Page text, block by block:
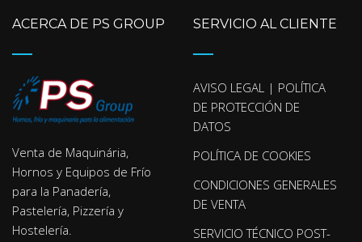
ACERCA DE PS GROUP
Venta de Maquinária,
Hornos y Equipos de Frío
para la Panadería,
Pastelería, Pizzería y
Hostelería.
SERVICIO AL CLIENTE
AVISO LEGAL | POLÍTICA
DE PROTECCIÓN DE
DATOS
POLÍTICA DE COOKIES
CONDICIONES GENERALES
DE VENTA
SERVICIO TÉCNICO POST-